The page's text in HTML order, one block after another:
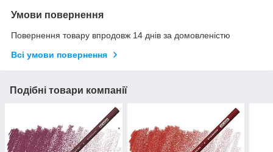
Умови повернення
Повернення товару впродовж 14 днів за домовленістю
Всі умови повернення
Подібні товари компанії